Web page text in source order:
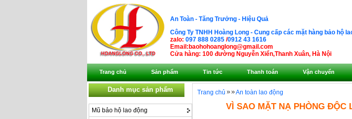
An Toàn - Tăng Trưởng - Hiệu Quả
Công Ty TNHH Hoàng Long - Cung cấp các mặt hàng bảo hộ
zalo: 097 888 0285 /0912 43 1616
Email:baohohoanglong@gmail.com
Cửa hàng: 100 đường Nguyễn Xiển,Thanh Xuân, Hà Nội
Trang chủ Sản phẩm Tin tức Thanh toán Vận chuyển
Danh mục sản phẩm
Mũ bảo hộ lao động
Trang chủ An toàn lao động
VÌ SAO MẶT NẠ PHÒNG